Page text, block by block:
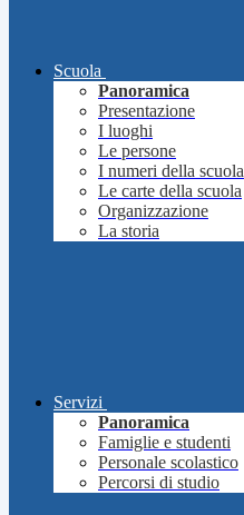
Scuola
Panoramica
Presentazione
I luoghi
Le persone
I numeri della scuola
Le carte della scuola
Organizzazione
La storia
Servizi
Panoramica
Famiglie e studenti
Personale scolastico
Percorsi di studio